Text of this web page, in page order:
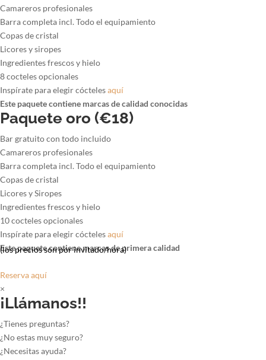
Camareros profesionales
Barra completa incl. Todo el equipamiento
Copas de cristal
Licores y siropes
Ingredientes frescos y hielo
8 cocteles opcionales
Inspírate para elegir cóctelesaquí
Este paquete contiene marcas de calidad conocidas
Paquete oro (€18)
Bar gratuito con todo incluido
Camareros profesionales
Barra completa incl. Todo el equipamiento
Copas de cristal
Licores y Siropes
Ingredientes frescos y hielo
10 cocteles opcionales
Inspírate para elegir cóctelesaquí
Este paquete contiene marcas de primera calidad
(los precios son por invitado/hora)
Reserva aquí
×
¡Llámanos!!
¿Tienes preguntas?
¿No estas muy seguro?
¿Necesitas ayuda?